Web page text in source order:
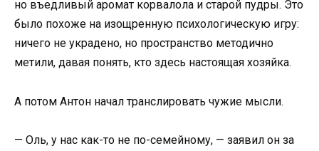
но въедливый аромат корвалола и старой пудры. Это
было похоже на изощренную психологическую игру:
ничего не украдено, но пространство методично
метили, давая понять, кто здесь настоящая хозяйка.
А потом Антон начал транслировать чужие мысли.
— Оль, у нас как-то не по-семейному, — заявил он за